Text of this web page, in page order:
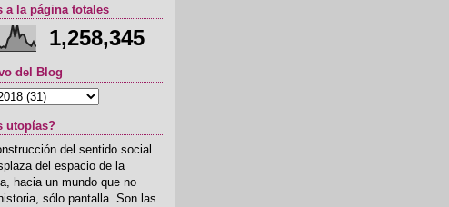
a la página totales
1,258,345
del Blog
utopías?
del sentido social
del espacio de la
hacia un mundo que no
sólo pantalla. Son las